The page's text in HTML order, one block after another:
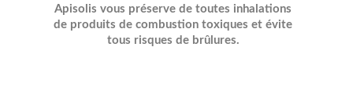
Apisolis vous préserve de toutes inhalations
de produits de combustion toxiques et évite
tous risques de brûlures.